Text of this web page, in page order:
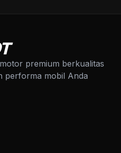
premium berkualitas
performa mobil Anda